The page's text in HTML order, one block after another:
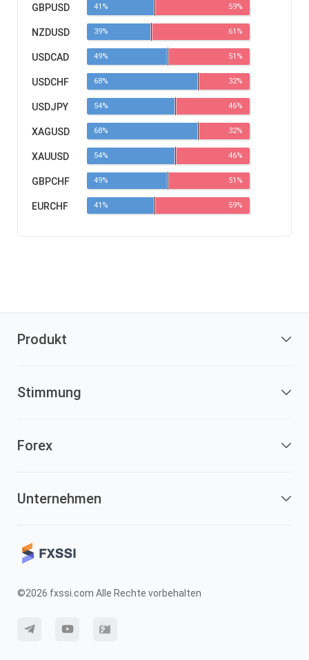
GBPUSD 41% 59%
NZDUSD 39% 61%
USDCAD 49% 51%
USDCHF 68% 32%
USDJPY 54% 46%
XAGUSD 68% 32%
XAUUSD 54% 46%
GBPCHF 49% 51%
EURCHF 41% 59%
Produkt
Stimmung
Forex
Unternehmen
©2026 fxssi.com Alle Rechte vorbehalten